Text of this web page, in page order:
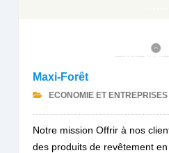
Maxi-Forêt
ECONOMIE ET ENTREPRISES
Notre mission Offrir à nos
des produits de revêtement